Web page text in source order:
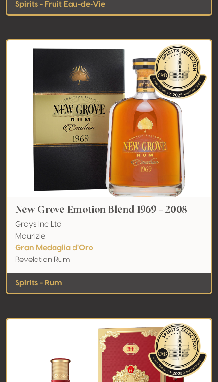
Spirits - Fruit Eau-de-Vie
New Grove Emotion Blend 1969 - 2008
Grays Inc Ltd
Maurizie
Gran Medaglia d'Oro
Revelation Rum
Spirits - Rum